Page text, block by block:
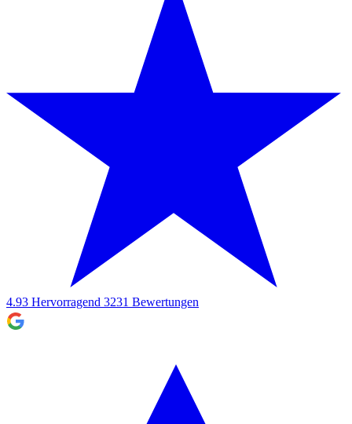
4.93 Hervorragend 3231 Bewertungen